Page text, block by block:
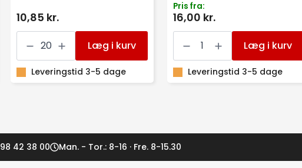
10,85 kr.
VINKARTON
BRUN
ÅBEN
BØLGE
Læg i kurv
Leveringstid 3-5 dage
Pris fra:
16,00 kr.
VINKARTON
SORT
PAP
udgår
Læg i kurv
Leveringstid 3-5 dage
98 42 38 00 Man. - Tor.: 8-16 · Fre. 8-15.30